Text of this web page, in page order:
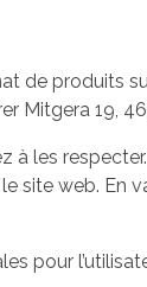
de produits
Mitgera 19,
à les
site web.